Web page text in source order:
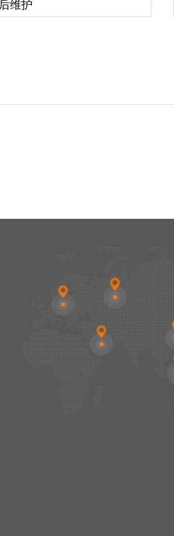
维护